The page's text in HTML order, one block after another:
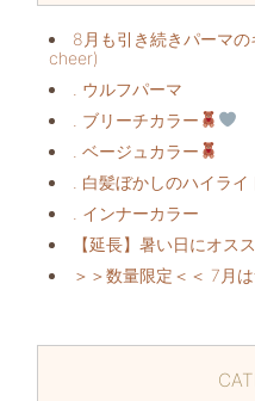
8月も引き続きパーマ
cheer)
. ウルフパーマ
. ブリーチカラー
. ベージュカラー
. 白髪ぼかしのハイラ
. インナーカラー
【延長】暑い日にオス
＞＞数量限定 ＜＜ 7月